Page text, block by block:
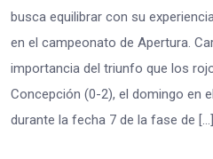
busca equilibrar con su
en el campeonato de Apertura.
importancia del triunfo que los
Concepción (0-2), el domingo en
durante la fecha 7 de la fase de […]